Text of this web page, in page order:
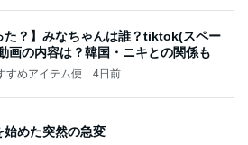
た？】みなちゃんは誰？tiktok(スペー
画の内容は？韓国・ニキとの関係も
すめアイテム便 4日前
始めた突然の急変